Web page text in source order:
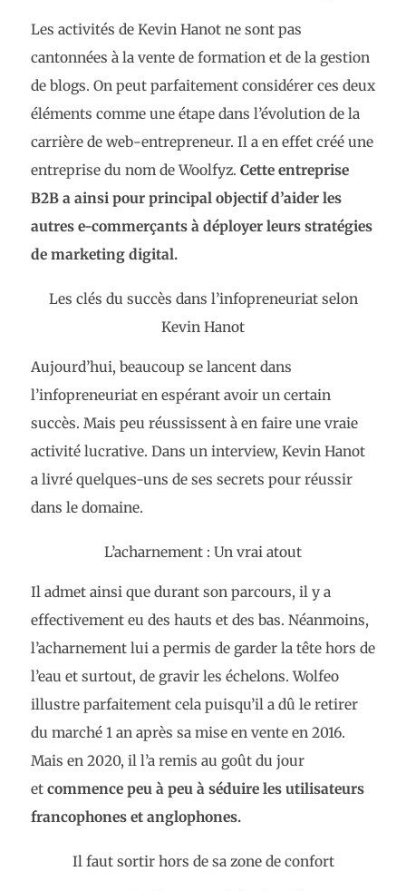
Les activités de Kevin Hanot ne sont pas
cantonnées à la vente de formation et de la gestion
de blogs. On peut parfaitement considérer ces deux
éléments comme une étape dans l’évolution de la
carrière de web-entrepreneur. Il a en effet créé une
entreprise du nom de Woolfyz. Cette entreprise
B2B a ainsi pour principal objectif d’aider les
autres e-commerçants à déployer leurs stratégies
de marketing digital.
Les clés du succès dans l’infopreneuriat selon
Kevin Hanot
Aujourd’hui, beaucoup se lancent dans
l’infopreneuriat en espérant avoir un certain
succès. Mais peu réussissent à en faire une vraie
activité lucrative. Dans un interview, Kevin Hanot
a livré quelques-uns de ses secrets pour réussir
dans le domaine.
L’acharnement : Un vrai atout
Il admet ainsi que durant son parcours, il y a
effectivement eu des hauts et des bas. Néanmoins,
l’acharnement lui a permis de garder la tête hors de
l’eau et surtout, de gravir les échelons. Wolfeo
illustre parfaitement cela puisqu’il a dû le retirer
du marché 1 an après sa mise en vente en 2016.
Mais en 2020, il l’a remis au goût du jour
et commence peu à peu à séduire les utilisateurs
francophones et anglophones.
Il faut sortir hors de sa zone de confort